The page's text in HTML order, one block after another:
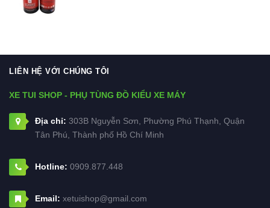
LIÊN HỆ VỚI CHÚNG TÔI
XE TUI SHOP - PHỤ TÙNG ĐỒ KIỂU XE MÁY
Địa chỉ: 303B Nguyễn Sơn, Phường Phú Thạnh, Quận
Tân Phú, Thành phố Hồ Chí Minh
Hotline: 0909.877.448
Email: xetuishop@gmail.com